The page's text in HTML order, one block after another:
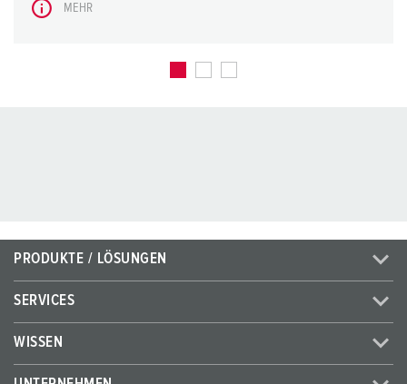
MEHR
PRODUKTE / LÖSUNGEN
SERVICES
WISSEN